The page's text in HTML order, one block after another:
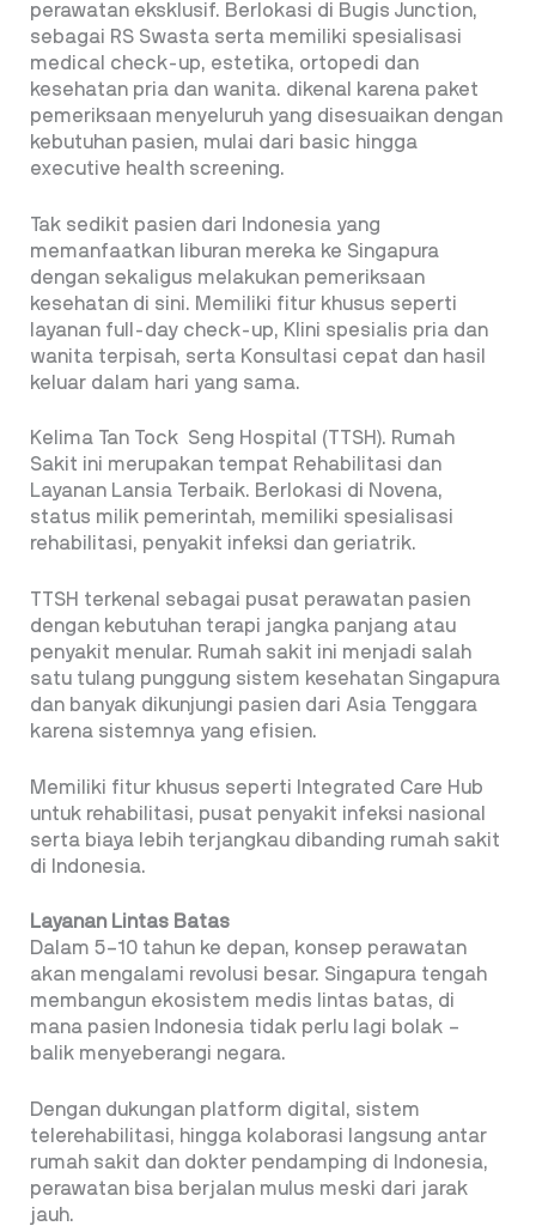
perawatan eksklusif. Berlokasi di Bugis Junction,
sebagai RS Swasta serta memiliki spesialisasi
medical check-up, estetika, ortopedi dan
kesehatan pria dan wanita. dikenal karena paket
pemeriksaan menyeluruh yang disesuaikan dengan
kebutuhan pasien, mulai dari basic hingga
executive health screening.
Tak sedikit pasien dari Indonesia yang
memanfaatkan liburan mereka ke Singapura
dengan sekaligus melakukan pemeriksaan
kesehatan di sini. Memiliki fitur khusus seperti
layanan full-day check-up, Klini spesialis pria dan
wanita terpisah, serta Konsultasi cepat dan hasil
keluar dalam hari yang sama.
Kelima Tan Tock Seng Hospital (TTSH). Rumah
Sakit ini merupakan tempat Rehabilitasi dan
Layanan Lansia Terbaik. Berlokasi di Novena,
status milik pemerintah, memiliki spesialisasi
rehabilitasi, penyakit infeksi dan geriatrik.
TTSH terkenal sebagai pusat perawatan pasien
dengan kebutuhan terapi jangka panjang atau
penyakit menular. Rumah sakit ini menjadi salah
satu tulang punggung sistem kesehatan Singapura
dan banyak dikunjungi pasien dari Asia Tenggara
karena sistemnya yang efisien.
Memiliki fitur khusus seperti Integrated Care Hub
untuk rehabilitasi, pusat penyakit infeksi nasional
serta biaya lebih terjangkau dibanding rumah sakit
di Indonesia.
Layanan Lintas Batas
Dalam 5–10 tahun ke depan, konsep perawatan
akan mengalami revolusi besar. Singapura tengah
membangun ekosistem medis lintas batas, di
mana pasien Indonesia tidak perlu lagi bolak –
balik menyeberangi negara.
Dengan dukungan platform digital, sistem
telerehabilitasi, hingga kolaborasi langsung antar
rumah sakit dan dokter pendamping di Indonesia,
perawatan bisa berjalan mulus meski dari jarak
jauh.